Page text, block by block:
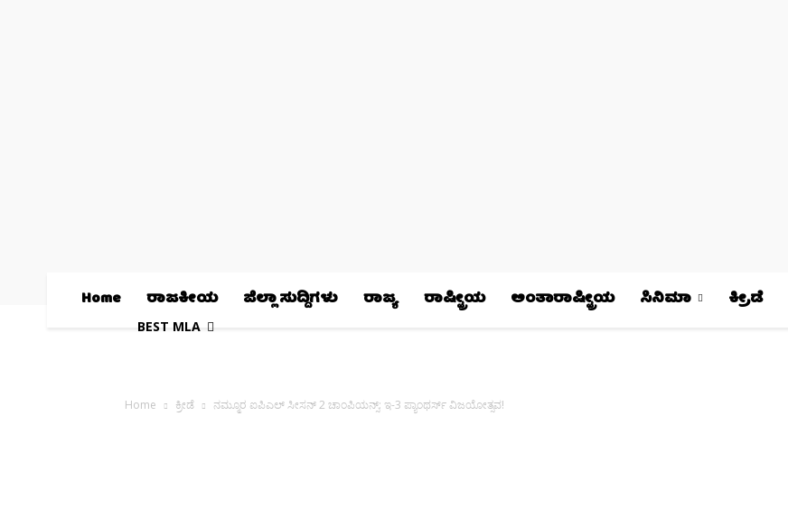
Home ರಾಜಕೀಯ ಜಿಲ್ಲಾ ಸುದ್ದಿಗಳು ರಾಜ್ಯ ರಾಷ್ಟ್ರೀಯ ಅಂತಾರಾಷ್ಟ್ರೀಯ ಸಿನಿಮಾ ಕ್ರೀಡೆ
BEST MLA
Home ಕ್ರೀಡೆ ನಮ್ಮೂರ ಐಪಿಎಲ್ ಸೀಸನ್ 2 ಚಾಂಪಿಯನ್ಸ್: ಇ-3 ಪ್ಯಾಂಥರ್ಸ್ ವಿಜಯೋತ್ಸವ!